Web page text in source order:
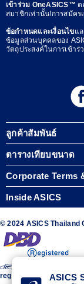
เข้าร่วม OneASICS™ต
สมาชิกเท่านั้น!การสมัค
ข้อกำหนดและเงื่อนไขแ
ข้อมูลส่วนบุคคลของ
วัตถุประสงค์ในการเข้า
ลูกค้าสัมพันธ์
ตารางเทียบขนาด
Corporate Terms
Inside ASICS
© 2024 ASICS Thailand
The stripe design
registered trademark of
ASICS